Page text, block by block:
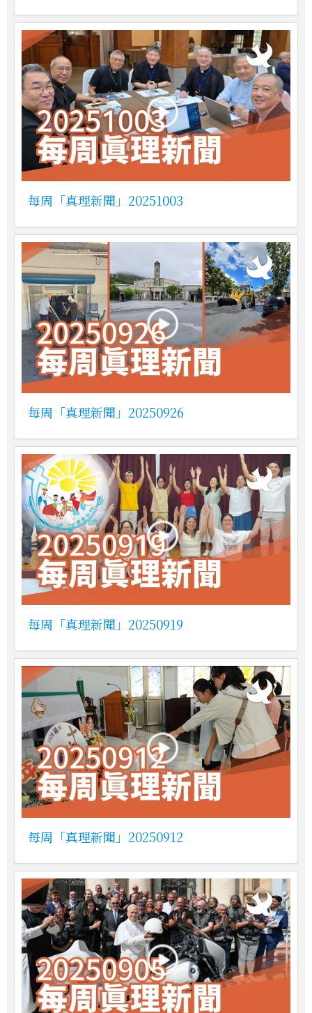
每周「真理新聞」20251003
每周「真理新聞」20250926
每周「真理新聞」20250919
每周「真理新聞」20250912